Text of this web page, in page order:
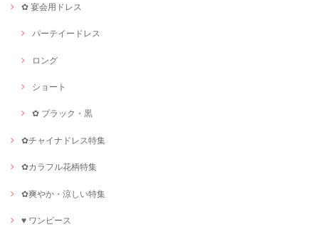
✿ 宴会用ドレス
パーテイードレス
ロング
ショート
✿ ブラック・黒
✿チャイナドレス特集
✿カラフル花柄特集
✿爽やか・涼しい特集
♥ ワンピース